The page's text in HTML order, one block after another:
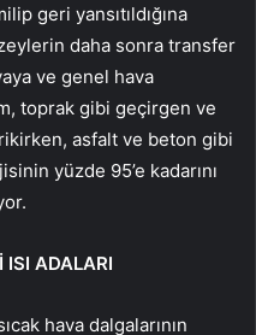
geri yansıtıldığına
daha sonra transfer
ve genel hava
toprak gibi geçirgen ve
asfalt ve beton gibi
yüzde 95’e kadarını
ISI ADALARI
hava dalgalarının